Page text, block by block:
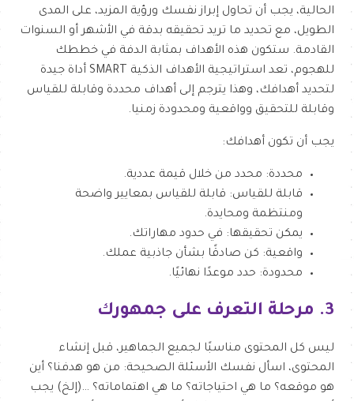
الحالية، يجب أن تحاول إبراز نفسك ورؤية المزيد، على المدى
الطويل، مع تحديد ما تريد تحقيقه بدقة في الأشهر أو السنوات
القادمة. ستكون هذه الأهداف بمثابة الدفة في خططك
للهجوم، تعد استراتيجية الأهداف الذكية SMART أداة جيدة
لتحديد أهدافك، وهذا يترجم إلى أهداف محددة وقابلة للقياس
وقابلة للتحقيق وواقعية ومحدودة زمنيا.
يجب أن تكون أهدافك:
محددة: محدد من خلال قيمة عددية.
قابلة للقياس: قابلة للقياس بمعايير واضحة
ومنتظمة ومحايدة.
يمكن تحقيقها: في حدود مهاراتك.
واقعية: كن صادقًا بشأن جاذبية عملك.
محدودة: حدد موعدًا نهائيًا.
3. مرحلة التعرف على جمهورك
ليس كل المحتوى مناسبًا لجميع الجماهير، قبل إنشاء
المحتوى، اسأل نفسك الأسئلة الصحيحة: من هو هدفنا؟ أين
هو موقعه؟ ما هي احتياجاته؟ ما هي اهتماماته؟ …(إلخ) يجب